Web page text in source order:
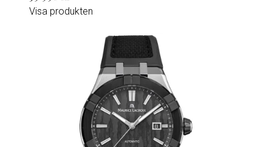
Visa produkten